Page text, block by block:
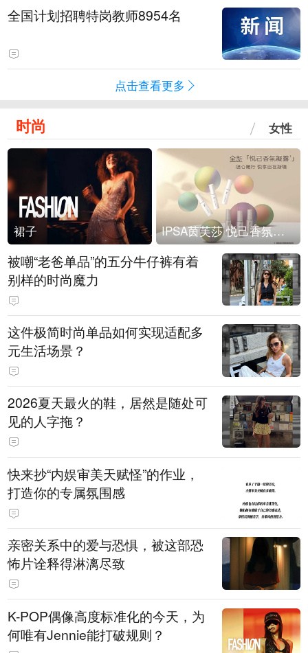
全国计划招聘特岗教师8954名
点击查看更多
时尚 女性
裙子 IPSA茵芙莎 悦己香氛凝露上市
被嘲“老爸单品”的五分牛仔裤有着
别样的时尚魔力
这件极简时尚单品如何实现适配多
元生活场景？
2026夏天最火的鞋，居然是随处可
见的人字拖？
快来抄“内娱审美天赋怪”的作业，
打造你的专属氛围感
亲密关系中的爱与恐惧，被这部恐
怖片诠释得淋漓尽致
K-POP偶像高度标准化的今天，为
何唯有Jennie能打破规则？